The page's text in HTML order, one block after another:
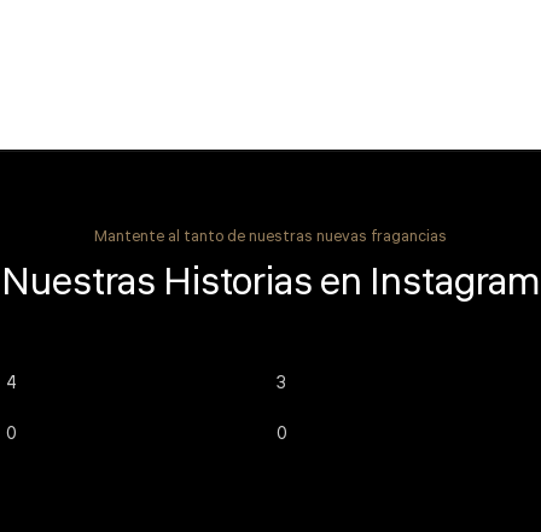
Mantente al tanto de nuestras nuevas fragancias
Nuestras Historias en Instagram
4
0
3
0